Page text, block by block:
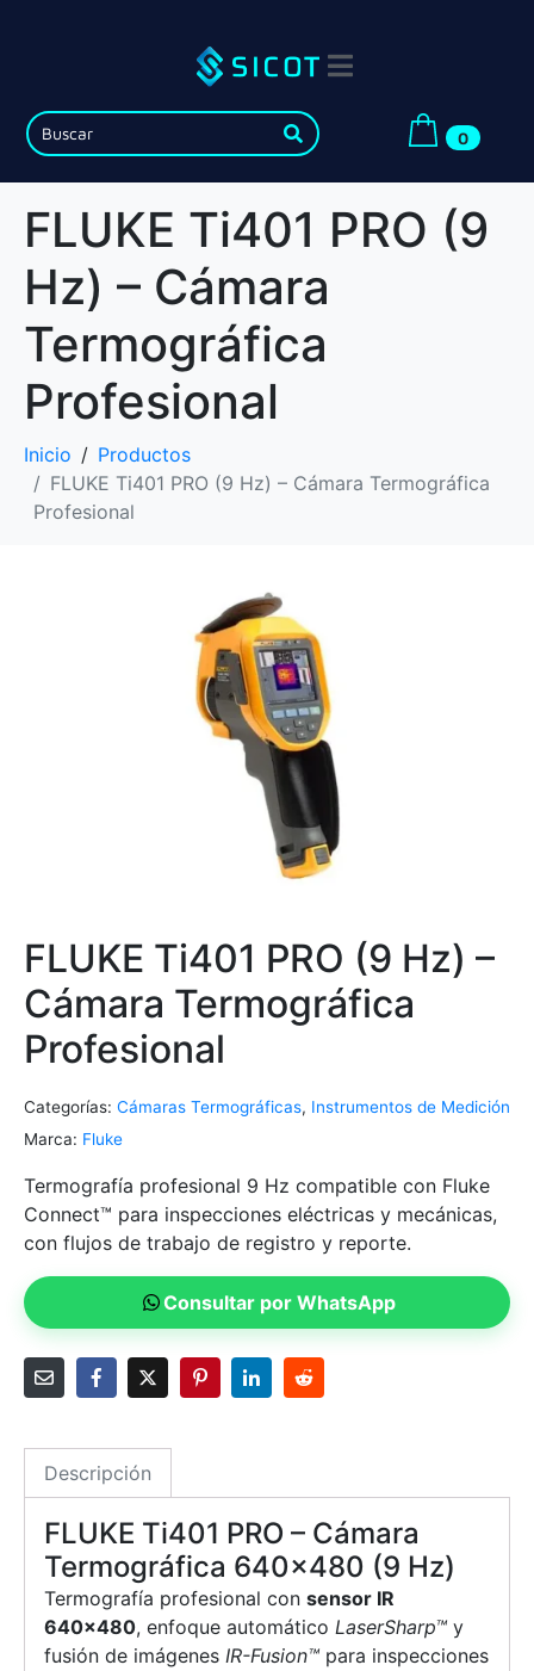
0
FLUKE Ti401 PRO (9
Hz) – Cámara
Termográfica
Profesional
Inicio
Productos
FLUKE Ti401 PRO (9 Hz) – Cámara Termográfica
Profesional
FLUKE Ti401 PRO (9 Hz) –
Cámara Termográfica
Profesional
Categorías: Cámaras Termográficas, Instrumentos de Medición
Marca: Fluke
Termografía profesional 9 Hz compatible con Fluke
Connect™ para inspecciones eléctricas y mecánicas,
con flujos de trabajo de registro y reporte.
Consultar por WhatsApp
Descripción
FLUKE Ti401 PRO – Cámara
Termográfica 640×480 (9 Hz)
Termografía profesional con sensor IR
640×480, enfoque automático LaserSharp™ y
fusión de imágenes IR-Fusion™ para inspecciones